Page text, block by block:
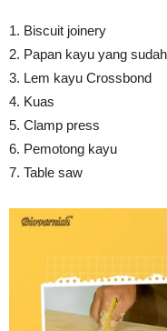
1. Biscuit joinery
2. Papan kayu yang
3. Lem kayu Crossbond
4. Kuas
5. Clamp press
6. Pemotong kayu
7. Table saw